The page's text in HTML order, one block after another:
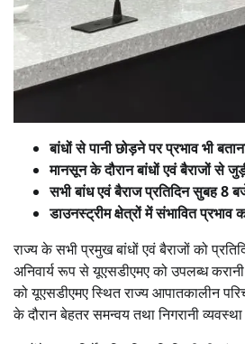
बांधों से पानी छोड़ने पर प्रभाव भी
मानसून के दौरान बांधों एवं बैराजों से
सभी बांध एवं बैराज प्रतिदिन सुबह 8
डाउनस्ट्रीम क्षेत्रों में संभावित
राज्य के सभी प्रमुख बांधों एवं बैराजों को
अनिवार्य रूप से यूएसडीएमए को उपलब्ध
को यूएसडीएमए स्थित राज्य आपातकालीन
के दौरान बेहतर समन्वय तथा निगरानी